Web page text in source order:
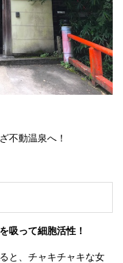
不動温泉へ！
吸って細胞活性！
と、チャキチャキな女